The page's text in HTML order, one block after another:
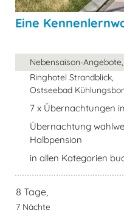
Eine
Nebensaison-
Ringhotel Strandblick,
Ostseebad
7 x Übernachtungen
Übernachtung
Halbpension
in allen Kategorien
8 Tage,
7 Nächte